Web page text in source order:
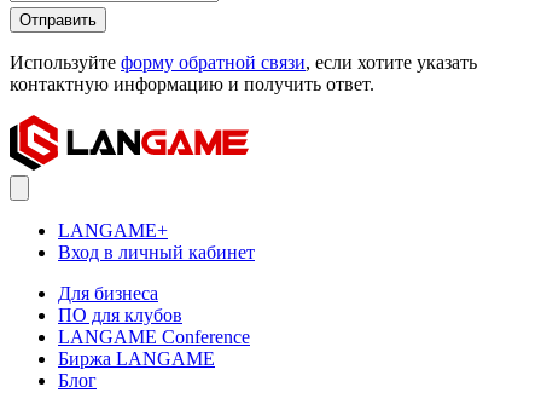
Отправить
Используйте форму обратной связи, если хотите указать
контактную информацию и получить ответ.
LANGAME+
Вход в личный кабинет
Для бизнеса
ПО для клубов
LANGAME Conference
Биржа LANGAME
Блог